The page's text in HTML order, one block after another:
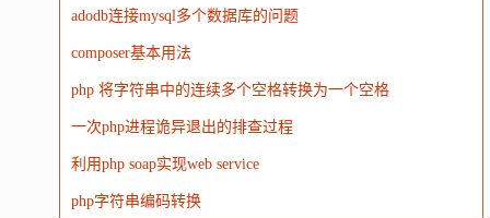
adodb连接mysql多个数据库的问题
composer基本用法
php 将字符串中的连续多个空格转换为一个空格
一次php进程诡异退出的排查过程
利用php soap实现web service
php字符串编码转换